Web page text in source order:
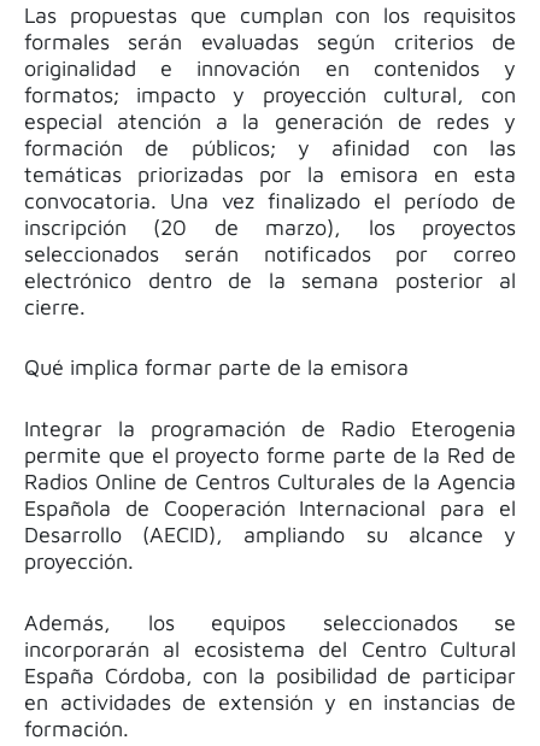
Las propuestas que cumplan con los requisitos
formales serán evaluadas según criterios de
originalidad e innovación en contenidos y
formatos; impacto y proyección cultural, con
especial atención a la generación de redes y
formación de públicos; y afinidad con las
temáticas priorizadas por la emisora en esta
convocatoria. Una vez finalizado el período de
inscripción (20 de marzo), los proyectos
seleccionados serán notificados por correo
electrónico dentro de la semana posterior al
cierre.
Qué implica formar parte de la emisora
Integrar la programación de Radio Eterogenia
permite que el proyecto forme parte de la Red de
Radios Online de Centros Culturales de la Agencia
Española de Cooperación Internacional para el
Desarrollo (AECID), ampliando su alcance y
proyección.
Además, los equipos seleccionados se
incorporarán al ecosistema del Centro Cultural
España Córdoba, con la posibilidad de participar
en actividades de extensión y en instancias de
formación.